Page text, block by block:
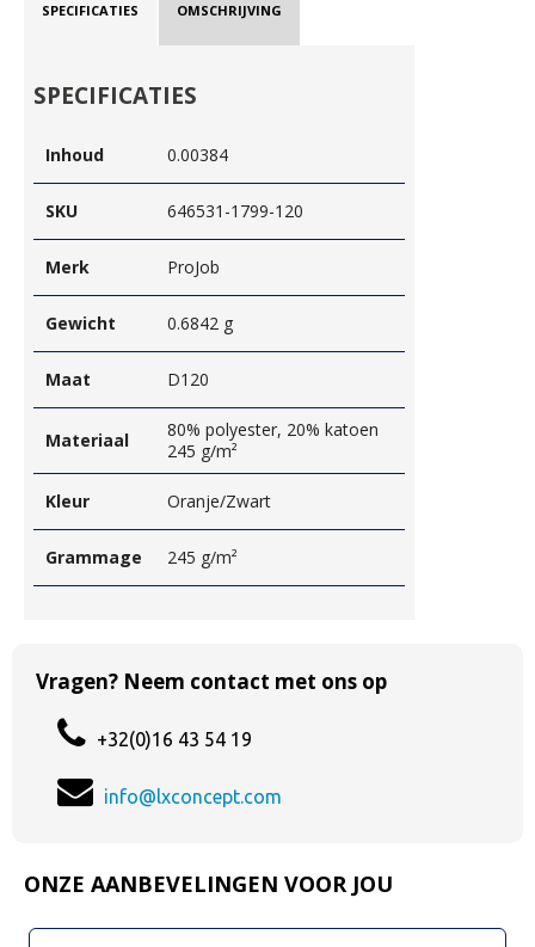
SPECIFICATIES OMSCHRIJVING
SPECIFICATIES
Inhoud 0.00384
SKU 646531-1799-120
Merk ProJob
Gewicht 0.6842 g
Maat D120
Materiaal
80% polyester, 20% katoen
245 g/m²
Kleur Oranje/Zwart
Grammage 245 g/m²
Vragen? Neem contact met ons op
+32(0)16 43 54 19
info@lxconcept.com
ONZE AANBEVELINGEN VOOR JOU